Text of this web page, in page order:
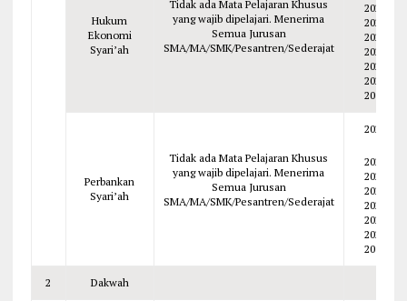
Hukum
Ekonomi
Syari’ah
Tidak ada Mata Pelajaran Khusus
yang wajib dipelajari. Menerima
Semua Jurusan
SMA/MA/SMK/Pesantren/Sederajat
2025
2024
2023
2022
2021
2020
2019
Perbankan
Syari’ah
Tidak ada Mata Pelajaran Khusus
yang wajib dipelajari. Menerima
Semua Jurusan
SMA/MA/SMK/Pesantren/Sederajat
2026
2025
2024
2023
2022
2021
2020
2019
2 Dakwah